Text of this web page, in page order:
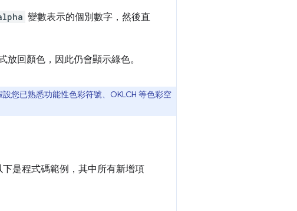
變數表示的個別數字，然後直
回顏色，因此仍會顯示綠色。
您已熟悉功能性色彩符號、OKLCH 等色彩空
是程式碼範例，其中所有新增項